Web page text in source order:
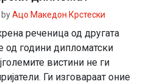
byАцо Македон Крстески
реченица од другата
од години дипломатски
вистини не ги
Ги изговараат оние